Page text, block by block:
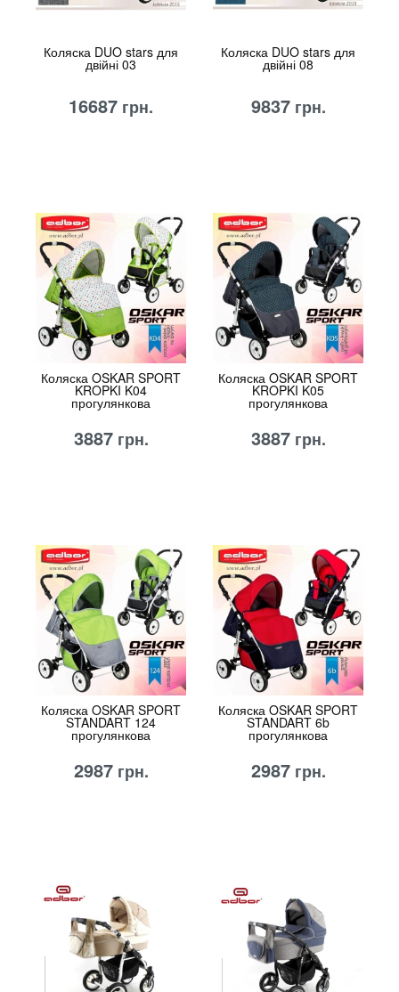
Коляска DUO stars для
двійні 03
16687 грн.
Коляска DUO stars для
двійні 08
9837грн.
Коляска OSKAR SPORT
KROPKI K04
прогулянкова
3887грн.
Коляска OSKAR SPORT
KROPKI K05
прогулянкова
3887грн.
Коляска OSKAR SPORT
STANDART 124
прогулянкова
2987грн.
Коляска OSKAR SPORT
STANDART 6b
прогулянкова
2987грн.